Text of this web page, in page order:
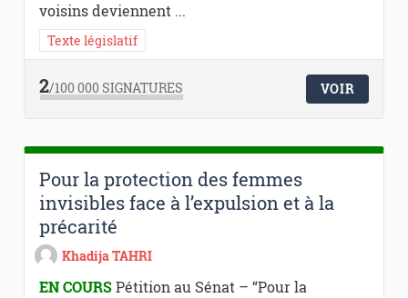
voisins deviennent ...
Texte législatif
2/100 000SIGNATURES VOIR
Pour la protection des femmes
invisibles face à l’expulsion et à la
précarité
Khadija TAHRI
EN COURSPétition au Sénat – “Pour la